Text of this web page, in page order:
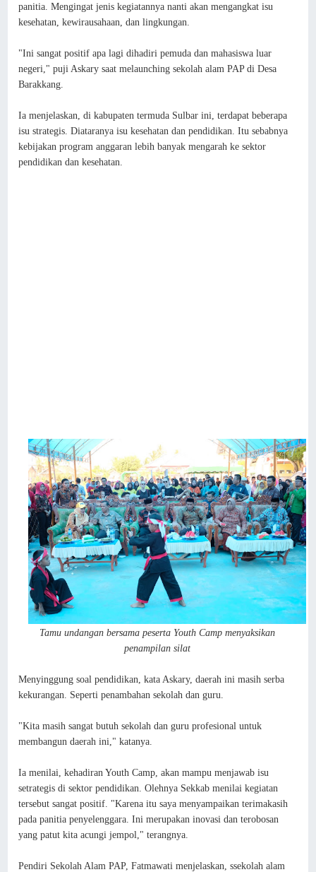
panitia. Mengingat jenis kegiatannya nanti akan mengangkat isu
kesehatan, kewirausahaan, dan lingkungan.
"Ini sangat positif apa lagi dihadiri pemuda dan mahasiswa luar
negeri," puji Askary saat melaunching sekolah alam PAP di Desa
Barakkang.
Ia menjelaskan, di kabupaten termuda Sulbar ini, terdapat beberapa
isu strategis. Diataranya isu kesehatan dan pendidikan. Itu sebabnya
kebijakan program anggaran lebih banyak mengarah ke sektor
pendidikan dan kesehatan.
Tamu undangan bersama peserta Youth Camp menyaksikan
penampilan silat
Menyinggung soal pendidikan, kata Askary, daerah ini masih serba
kekurangan. Seperti penambahan sekolah dan guru.
"Kita masih sangat butuh sekolah dan guru profesional untuk
membangun daerah ini," katanya.
Ia menilai, kehadiran Youth Camp, akan mampu menjawab isu
setrategis di sektor pendidikan. Olehnya Sekkab menilai kegiatan
tersebut sangat positif. "Karena itu saya menyampaikan terimakasih
pada panitia penyelenggara. Ini merupakan inovasi dan terobosan
yang patut kita acungi jempol," terangnya.
Pendiri Sekolah Alam PAP, Fatmawati menjelaskan, ssekolah alam